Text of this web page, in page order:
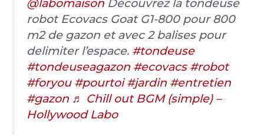
@labomaison Découvrez la tondeuse
robot Ecovacs Goat G1-800 pour 800
m2 de gazon et avec 2 balises pour
delimiter l’espace. #tondeuse
#tondeuseagazon #ecovacs #robot
#foryou #pourtoi #jardin #entretien
#gazon ♬ Chill out BGM (simple) –
Hollywood Labo